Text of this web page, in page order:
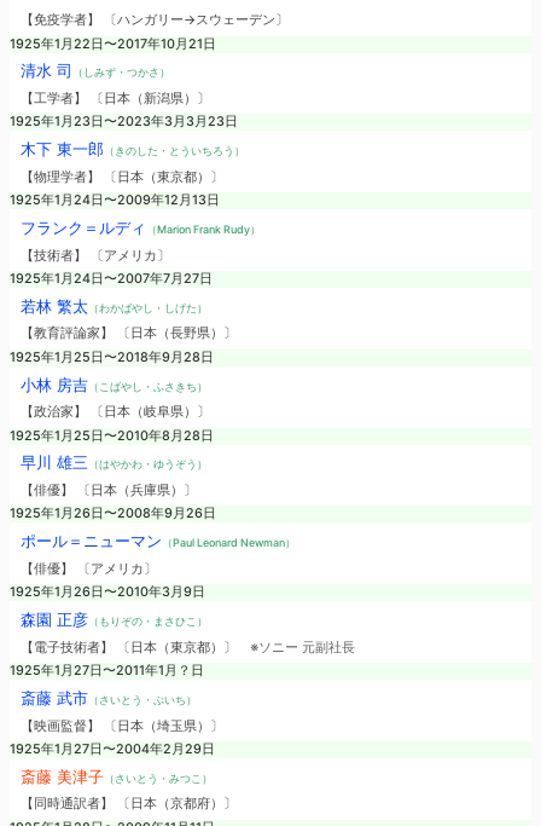
【免疫学者】 〔ハンガリー→スウェーデン〕
1925年1月22日〜2017年10月21日
清水 司 （しみず・つかさ）
【工学者】 〔日本（新潟県）〕
1925年1月23日〜2023年3月3月23日
木下 東一郎（きのした・とういちろう）
【物理学者】 〔日本（東京都）〕
1925年1月24日〜2009年12月13日
フランク＝ルディ （Marion Frank Rudy）
【技術者】 〔アメリカ〕
1925年1月24日〜2007年7月27日
若林 繁太（わかばやし・しげた）
【教育評論家】 〔日本（長野県）〕
1925年1月25日〜2018年9月28日
小林 房吉（こばやし・ふさきち）
【政治家】 〔日本（岐阜県）〕
1925年1月25日〜2010年8月28日
早川 雄三 （はやかわ・ゆうぞう）
【俳優】 〔日本（兵庫県）〕
1925年1月26日〜2008年9月26日
ポール＝ニューマン （Paul Leonard Newman）
【俳優】 〔アメリカ〕
1925年1月26日〜2010年3月9日
森園 正彦（もりぞの・まさひこ）
【電子技術者】 〔日本（東京都）〕 ※ソニー 元副社長
1925年1月27日〜2011年1月？日
斎藤 武市 （さいとう・ぶいち）
【映画監督】 〔日本（埼玉県）〕
1925年1月27日〜2004年2月29日
斎藤 美津子（さいとう・みつこ）
【同時通訳者】 〔日本（京都府）〕